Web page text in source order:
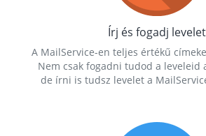
Írj és fogadj levelet
A MailService-en teljes értékű
Nem csak fogadni tudod a leveleid
de írni is tudsz levelet a